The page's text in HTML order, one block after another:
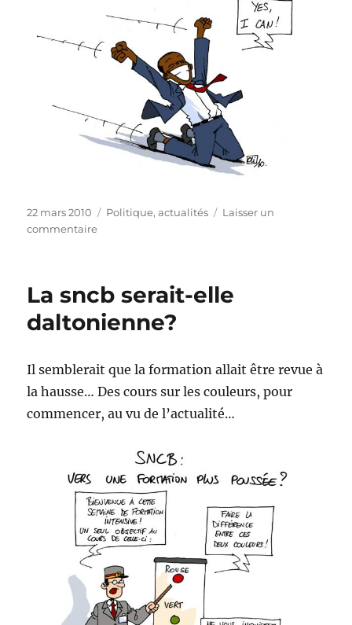
Publié
le
22 mars 2010 Catégories
Politique, actualités
Laisser un
commentairesur
les
soins
de
La sncb serait-elle
daltonienne?
Il semblerait que la formation allait être revue à
la hausse… Des cours sur les couleurs, pour
commencer, au vu de l’actualité…